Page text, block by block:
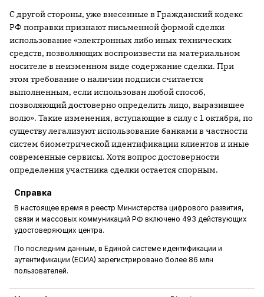
С другой стороны, уже внесенные в Гражданский кодекс
РФ поправки признают письменной формой сделки
использование «электронных либо иных технических
средств, позволяющих воспроизвести на материальном
носителе в неизменном виде содержание сделки. При
этом требование о наличии подписи считается
выполненным, если использован любой способ,
позволяющий достоверно определить лицо, выразившее
волю». Такие изменения, вступающие в силу с 1 октября, по
существу легализуют использование банками в частности
систем биометрической идентификации клиентов и иные
современные сервисы. Хотя вопрос достоверности
определения участника сделки остается спорным.
Справка
В настоящее время в реестр Министерства цифрового развития,
связи и массовых коммуникаций РФ включено 493 действующих
удостоверяющих центра.
По последним данным, в Единой системе идентификации и
аутентификации (ЕСИА) зарегистрировано более 86 млн
пользователей.